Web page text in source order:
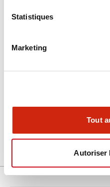
Statistiques
Marketing
Tout
Autoriser
FT2J(TestReport)
.PDF